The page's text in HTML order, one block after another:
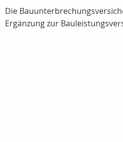
Die
Ergänzung zur